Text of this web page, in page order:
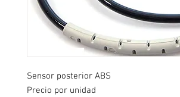
Sensor posterior ABS
Precio por unidad